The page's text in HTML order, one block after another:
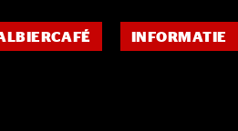
INFORMATIE